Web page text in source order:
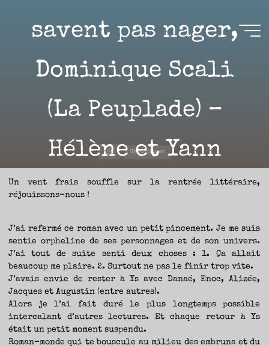
contenu
Libre(s)
LES
YEUX
SUR
L’ACTUALITÉ
PERMANENCE
APRÈS
LES
NOUVEAUTÉS.
LES
DE
TRAVERSE
ET
LES
DE
CÔTÉ,
PARLER
SURTOUT
DE
LIVRES,
MAIS
PAS
savent pas nager,
Dominique Scali
(La Peuplade) –
Hélène et Yann
19 AOÛT 2022
Nicolas
AccueilChroniques
Un vent frais souffle sur la rentrée littéraire,
réjouissons-nous !
J’ai refermé ce roman avec un petit pincement. Je me suis
sentie orpheline de ses personnages et de son univers.
J’ai tout de suite senti deux choses : 1. Ça allait
beaucoup me plaire. 2. Surtout ne pas le finir trop vite.
J’avais envie de rester à Ys avec Danaé, Enoc, Alizée,
Jacques et Augustin (entre autres).
Alors je l’ai fait duré le plus longtemps possible
intercalant d’autres lectures. Et chaque retour à Ys
était un petit moment suspendu.
Roman-monde qui te bouscule au milieu des embruns et du